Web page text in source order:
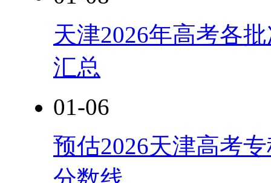
天津2026年高考各
汇总
01-06
预估2026天津高考